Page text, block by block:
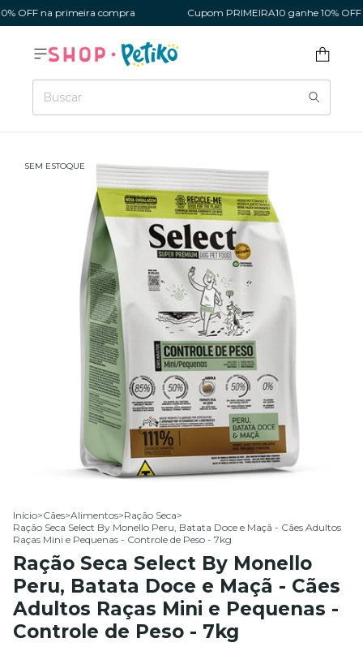
OFF na primeira compra Cupom PRIMEIRA10 ganhe 10%
SEM ESTOQUE
Início>Cães>Alimentos>Ração Seca>
Ração Seca Select By Monello Peru, Batata Doce e Maçã - Cães Adultos
Raças Mini e Pequenas - Controle de Peso - 7kg
Ração Seca Select By Monello
Peru, Batata Doce e Maçã - Cães
Adultos Raças Mini e Pequenas -
Controle de Peso - 7kg